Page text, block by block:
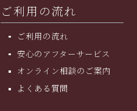
ご利用の流れ
ご利用の流れ
安⼼のアフターサービス
オンライン相談のご案内
よくある質問